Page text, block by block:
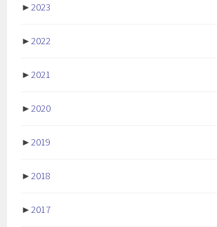
►2023
►2022
►2021
►2020
►2019
►2018
►2017